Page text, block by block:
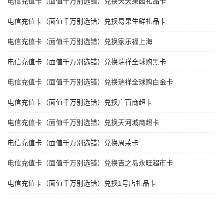
电信充值卡（面值千万别选错）兑换易果生鲜礼品卡
电信充值卡（面值千万别选错）兑换家乐福上海
电信充值卡（面值千万别选错）兑换瑞祥全球购黑卡
电信充值卡（面值千万别选错）兑换瑞祥全球购白金卡
电信充值卡（面值千万别选错）兑换广百商超卡
电信充值卡（面值千万别选错）兑换天河城商超卡
电信充值卡（面值千万别选错）兑换周茉卡
电信充值卡（面值千万别选错）兑换吉之岛永旺超市卡
电信充值卡（面值千万别选错）兑换1号店礼品卡